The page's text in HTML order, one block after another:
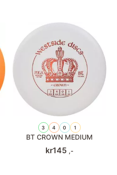
3 4 0 1
BT CROWN MEDIUM
kr145 ,-